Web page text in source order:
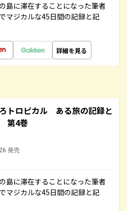
島に滞在することになった筆者
マジカルな45日間の記録と記
詳細を見る
トロピカル ある旅の記録と
第4巻
発売
島に滞在することになった筆者
マジカルな45日間の記録と記